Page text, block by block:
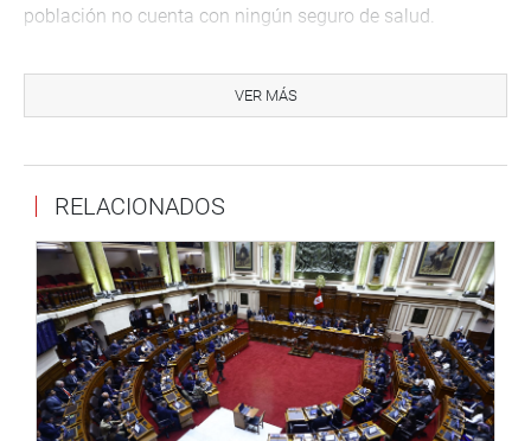
población no cuenta con ningún seguro de salud.
Nacional también les ha encomendado, cual es “proponer
proyectos de ley para reforzar las estrategias de
plazo que se solicita.
Citó como ejemplos la propuesta de Ley que incorpora la
entrega económica priorizada por zona del valle de los
ríos Apurímac, Ene y Mantaro -VRAEM al Decreto
Legislativo 1153 y establece otras disposiciones; la Ley
que declara de interés nacional la atención preferente del
ejecutivo al desarrollo de los comités de autodefensa en
el Perú.
VER MÁS
RELACIONADOS